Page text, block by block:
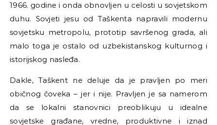
1966. godine i onda obnovljen u celosti u sovjetskom
duhu. Sovjeti jesu od Taškenta napravili modernu
sovjetsku metropolu, prototip savršenog grada, ali
malo toga je ostalo od uzbekistanskog kulturnog i
istorijskog nasleđa.
Dakle, Taškent ne deluje da je pravljen po meri
običnog čoveka – jer i nije. Pravljen je sa namerom
da se lokalni stanovnici preoblikuju u idealne
sovjetske građane, vredne, produktivne i iznad